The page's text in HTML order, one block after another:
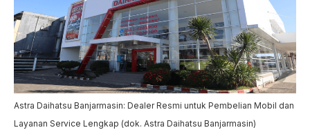
Astra Daihatsu Banjarmasin: Dealer Resmi untuk Pembelian Mobil dan
Layanan Service Lengkap (dok. Astra Daihatsu Banjarmasin)